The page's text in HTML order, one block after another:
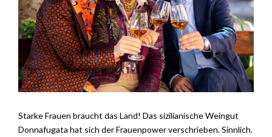
Starke Frauen braucht das Land! Das sizilianische Weingut
Donnafugata hat sich der Frauenpower verschrieben. Sinnlich.